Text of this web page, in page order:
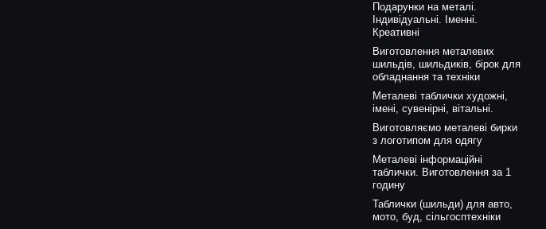
Подарунки на металі.
Індивідуальні. Іменні.
Креативні
Виготовлення металевих
шильдів, шильдиків, бірок для
обладнання та техніки
Металеві таблички художні,
імені, сувенірні, вітальні.
Виготовляємо металеві бирки
з логотипом для одягу
Металеві інформаційні
таблички. Виготовлення за 1
годину
Таблички (шильди) для авто,
мото, буд, сільгосптехніки